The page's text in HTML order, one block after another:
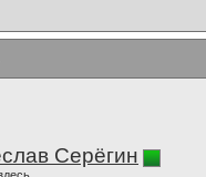
Серёгин